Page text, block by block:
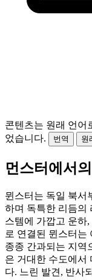
콘텐츠는 원래 언어
었습니다.
번역 원
먼스터에서
뮌스터는 독일 북서
하며 독특한 리듬의
스템에 가깝고 운하
로 연결된 뮌스터는
종종 간과되는 지역
은 거대한 수도에서
다. 느린 발견, 반사